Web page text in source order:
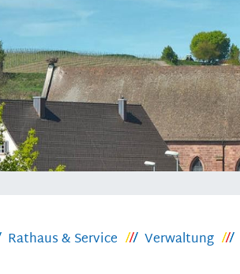
Rathaus & Service Verwaltung